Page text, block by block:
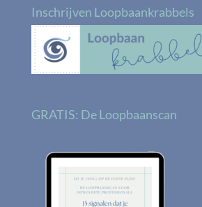
Inschrijven Loopbaankrabbels
GRATIS: De Loopbaanscan